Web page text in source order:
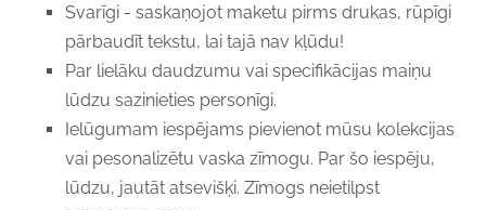
Svarīgi - saskaņojot maketu pirms drukas, rūpīgi
pārbaudīt tekstu, lai tajā nav kļūdu!
Par lielāku daudzumu vai specifikācijas maiņu
lūdzu sazinieties personīgi.
Ielūgumam iespējams pievienot mūsu kolekcijas
vai pesonalizētu vaska zīmogu. Par šo iespēju,
lūdzu, jautāt atsevišķi. Zīmogs neietilpst